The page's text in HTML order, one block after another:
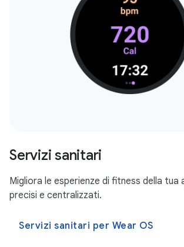
Servizi sanitari
Migliora le esperienze di fitness della tua
precisi e centralizzati.
Servizi sanitari per Wear OS